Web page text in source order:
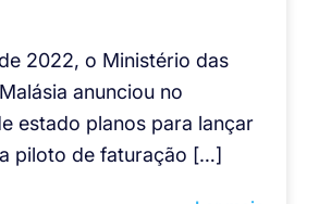
2022, o Ministério das
anunciou no
estado planos para lançar
piloto de faturação […]